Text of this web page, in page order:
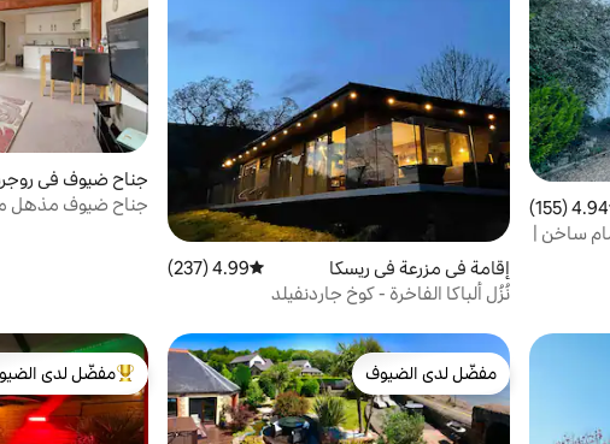
4.94 من 5، 155 مراجعات4.94 (155)
ساخن |
إقامة في مزرعة في ريسكا متوسط التقييم 4.99 من 5، 237 مراجعات
4.99 (237)
نُزُل ألباكا الفاخرة - كوخ جاردنفيلد
جناح ضيوف في
جناح ضيوف مذهل
مفضّل لدى الضيوف
مفضّل لدى الضيوف
من أبرز البيوت
مفضّل لدى